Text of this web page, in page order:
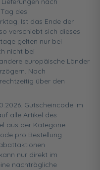
des
Ist das Ende der
verschiebt sich dieses
gelten nur bei
nicht bei
europäische Länder
Nach
über den
Gutscheincode im
alle Artikel des
aus der Kategorie
pro Bestellung
nur direkt im
nachträgliche